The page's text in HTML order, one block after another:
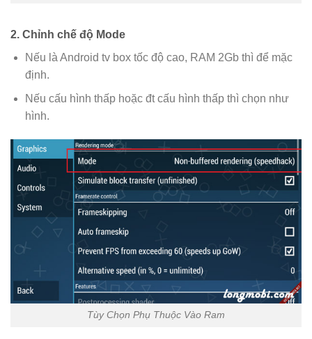
2. Chỉnh chế độ Mode
Nếu là Android tv box tốc độ cao, RAM 2Gb thì để mặc
định.
Nếu cấu hình thấp hoặc đt cấu hình thấp thì chọn như
hình.
Tùy Chọn Phụ Thuộc Vào Ram